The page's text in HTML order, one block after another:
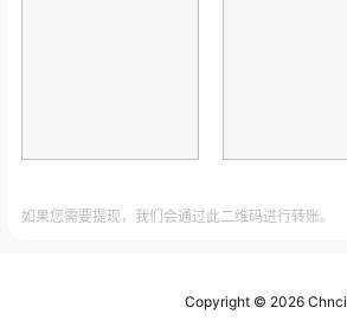
如果您需要提现，我们会通过此二维码进行转账。
Copyright © 2026Chnci